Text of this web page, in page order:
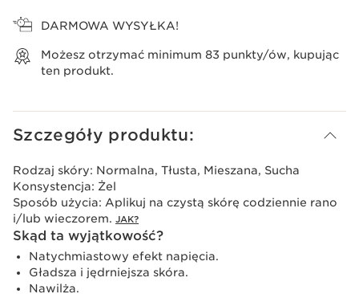
DARMOWA WYSYŁKA!
Możesz otrzymać minimum 83 punkty/ów, kupując
ten produkt.
Szczegóły produktu:
Rodzaj skóry: Normalna, Tłusta, Mieszana, Sucha
Konsystencja: Żel
Sposób użycia: Aplikuj na czystą skórę codziennie rano
i/lub wieczorem. JAK?
Skąd ta wyjątkowość?
Natychmiastowy efekt napięcia.
Gładsza i jędrniejsza skóra.
Nawilża.